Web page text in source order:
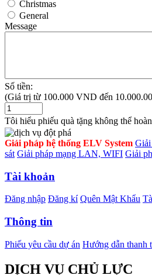
Christmas
General
Message
Số tiền:
(Giá trị từ 100.000 VND đến
Tôi hiểu phiếu quà tặng không thể
Giải pháp hệ thống ELV System Giải
sát Giải pháp mạng LAN, WIFI Giải
Tài khoản
Đăng nhập Đăng kí Quên Mật Khẩu
Thông tin
Phiếu yêu cầu dự án Hướng dẫn thanh
DỊCH VỤ CHỦ LỰC